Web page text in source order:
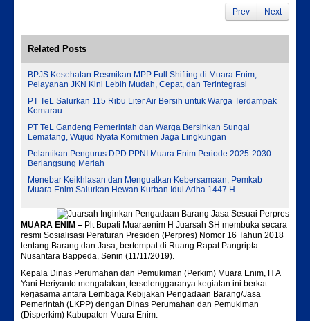
Prev Next
Related Posts
BPJS Kesehatan Resmikan MPP Full Shifting di Muara Enim,
Pelayanan JKN Kini Lebih Mudah, Cepat, dan Terintegrasi
PT TeL Salurkan 115 Ribu Liter Air Bersih untuk Warga Terdampak
Kemarau
PT TeL Gandeng Pemerintah dan Warga Bersihkan Sungai
Lematang, Wujud Nyata Komitmen Jaga Lingkungan
Pelantikan Pengurus DPD PPNI Muara Enim Periode 2025-2030
Berlangsung Meriah
Menebar Keikhlasan dan Menguatkan Kebersamaan, Pemkab
Muara Enim Salurkan Hewan Kurban Idul Adha 1447 H
MUARA ENIM – Plt Bupati Muaraenim H Juarsah SH membuka secara
resmi Sosialisasi Peraturan Presiden (Perpres) Nomor 16 Tahun 2018
tentang Barang dan Jasa, bertempat di Ruang Rapat Pangripta
Nusantara Bappeda, Senin (11/11/2019).
Kepala Dinas Perumahan dan Pemukiman (Perkim) Muara Enim, H A
Yani Heriyanto mengatakan, terselenggaranya kegiatan ini berkat
kerjasama antara Lembaga Kebijakan Pengadaan Barang/Jasa
Pemerintah (LKPP) dengan Dinas Perumahan dan Pemukiman
(Disperkim) Kabupaten Muara Enim.